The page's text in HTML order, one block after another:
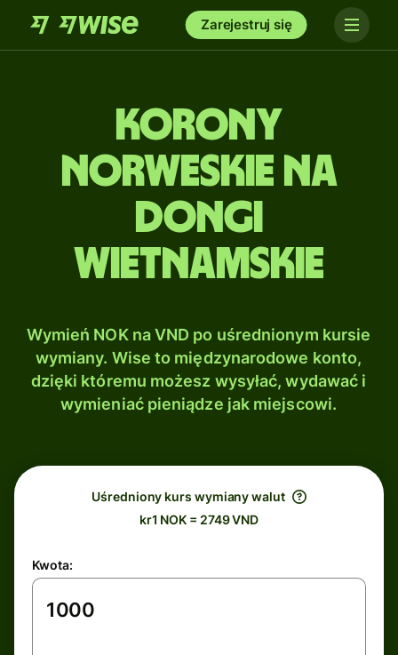
Zarejestruj się
Korony
norweskie na
Dongi
wietnamskie
Wymień NOK na VND po uśrednionym kursie
wymiany. Wise to międzynarodowe konto,
dzięki któremu możesz wysyłać, wydawać i
wymieniać pieniądze jak miejscowi.
Uśredniony kurs wymiany walut
kr1 NOK = 2749 VND
Kwota: